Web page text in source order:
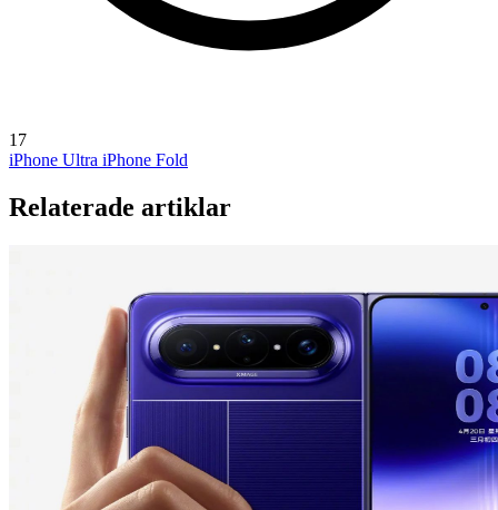
17
iPhone Ultra iPhone Fold
Relaterade artiklar